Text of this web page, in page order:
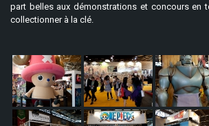
part belles aux démonstrations et concours en
collectionner à la clé.